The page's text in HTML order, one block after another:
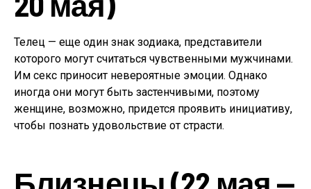
Телец — еще один знак зодиака, представители
которого могут считаться чувственными мужчинами.
Им секс приносит невероятные эмоции. Однако
иногда они могут быть застенчивыми, поэтому
женщине, возможно, придется проявить инициативу,
чтобы познать удовольствие от страсти.